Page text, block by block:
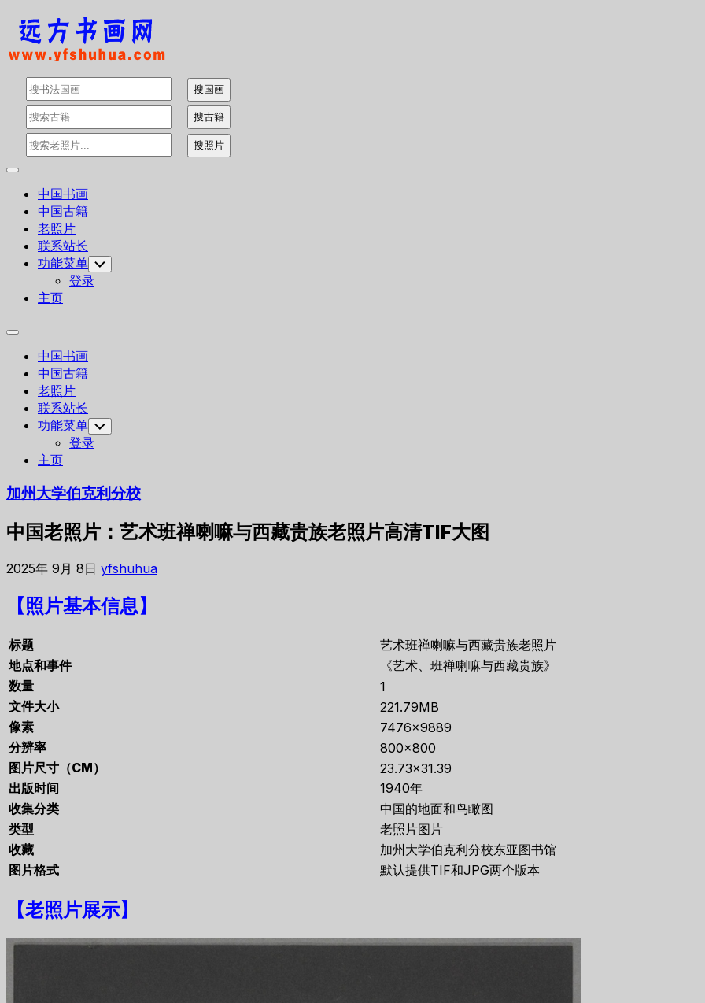
Skip
content
Expand
中国书画
中国古籍
老照片
联系站长
功能菜单 Toggle
Child
Menu
登录
主页
Expand
中国书画
中国古籍
老照片
联系站长
功能菜单 Toggle
Child
Menu
登录
主页
加州大学伯克利分校
中国老照片：艺术班禅喇嘛与西藏贵族老照片高清TIF大图
2025年 9月 8日 yfshuhua
【照片基本信息】
标题
艺术班禅喇嘛与西藏贵族老照片
地点和事件
《艺术、班禅喇嘛与西藏贵族》
数量
1
文件大小
221.79MB
像素
7476×9889
分辨率
800×800
图片尺寸（CM）
23.73×31.39
出版时间
1940年
收集分类
中国的地面和鸟瞰图
类型
老照片图片
收藏
加州大学伯克利分校东亚图书馆
图片格式
默认提供TIF和JPG两个版本
【老照片展示】